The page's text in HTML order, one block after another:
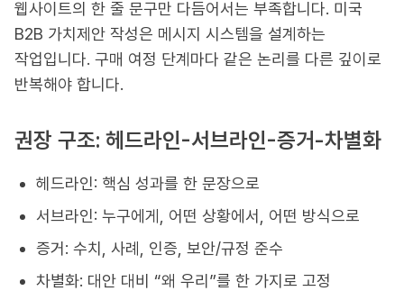
웹사이트의 한 줄 문구만 다듬어서는 부족합니다. 미국
B2B 가치제안 작성은 메시지 시스템을 설계하는
작업입니다. 구매 여정 단계마다 같은 논리를 다른 깊이로
반복해야 합니다.
권장 구조: 헤드라인-서브라인-증거-차별화
헤드라인: 핵심 성과를 한 문장으로
서브라인: 누구에게, 어떤 상황에서, 어떤 방식으로
증거: 수치, 사례, 인증, 보안/규정 준수
차별화: 대안 대비 “왜 우리”를 한 가지로 고정